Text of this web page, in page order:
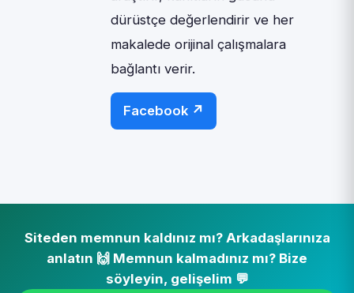
dürüstçe değerlendirir ve her
makalede orijinal çalışmalara
bağlantı verir.
Facebook ↗
Siteden memnun kaldınız mı? Arkadaşlarınıza
anlatın 🙌 Memnun kalmadınız mı? Bize
söyleyin, gelişelim 💬